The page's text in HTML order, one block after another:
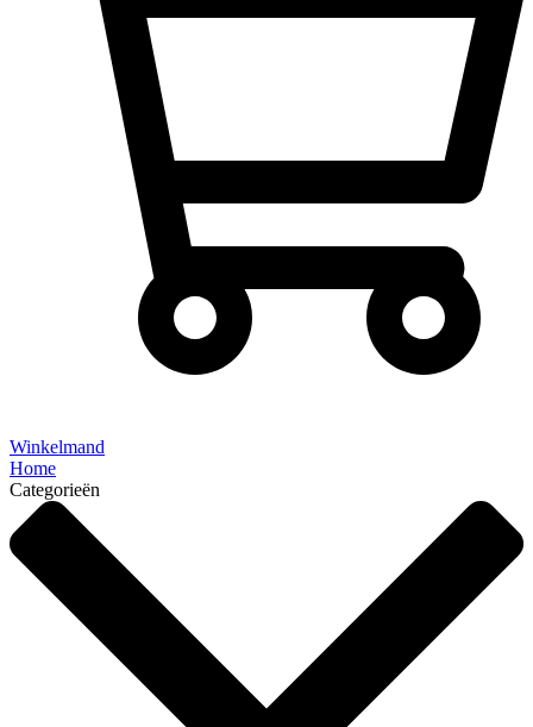
Winkelmand
Home
Categorieën